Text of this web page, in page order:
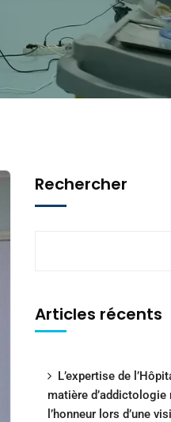
Rechercher
Articles récents
L’expertise de
matière d’addictologie
l’honneur lors d’une